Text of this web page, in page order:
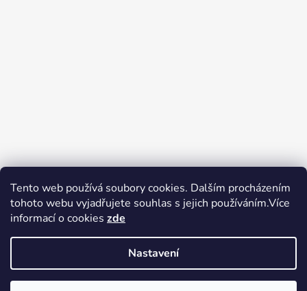
Tento web používá soubory cookies. Dalším procházením
tohoto webu vyjadřujete souhlas s jejich používáním.Více
informací o cookies zde
Nastavení
Zboží.cz Heureka.cz Voňavé dárky